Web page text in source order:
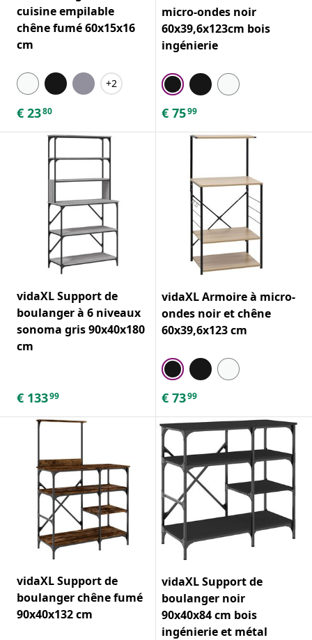
cuisine empilable
chêne fumé 60x15x16
cm
+2
€ 2380
micro-ondes noir
60x39,6x123cm bois
ingénierie
€ 7599
vidaXL Support de
boulanger à 6 niveaux
sonoma gris 90x40x180
cm
€ 13399
vidaXL Armoire à micro-
ondes noir et chêne
60x39,6x123 cm
€ 7399
vidaXL Support de
boulanger chêne fumé
90x40x132 cm
vidaXL Support de
boulanger noir
90x40x84 cm bois
ingénierie et métal